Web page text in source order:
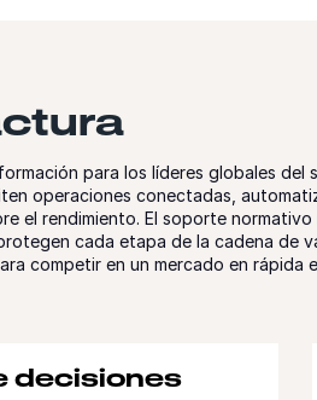
para los líderes globales del
operaciones conectadas,
rendimiento. El soporte
cada etapa de la cadena de
competir en un mercado en rápida
decisiones